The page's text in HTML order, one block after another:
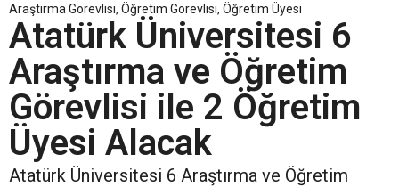
Araştırma Görevlisi, Öğretim Görevlisi, Öğretim Üyesi
Atatürk Üniversitesi 6
Araştırma ve Öğretim
Görevlisi ile 2 Öğretim
Üyesi Alacak
Atatürk Üniversitesi 6 Araştırma ve Öğretim